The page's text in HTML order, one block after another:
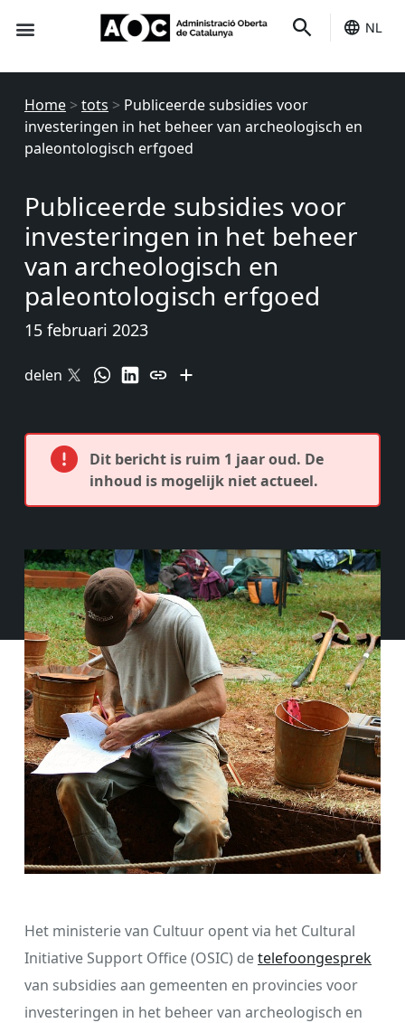
NL
Home >tots > Publiceerde subsidies voor
investeringen in het beheer van archeologisch en
paleontologisch erfgoed
Publiceerde subsidies voor
investeringen in het beheer
van archeologisch en
paleontologisch erfgoed
15 februari 2023
delen
Dit bericht is ruim 1 jaar oud. De
inhoud is mogelijk niet actueel.
Het ministerie van Cultuur opent via het Cultural
Initiative Support Office (OSIC) detelefoongesprek
van subsidies aan gemeenten en provincies voor
investeringen in het beheer van archeologisch en